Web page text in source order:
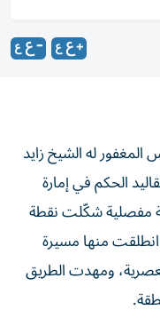
له الشيخ زايد
الحكم في إمارة
مفصلية شكّلت نقطة
منها مسيرة
ومهدت الطريق